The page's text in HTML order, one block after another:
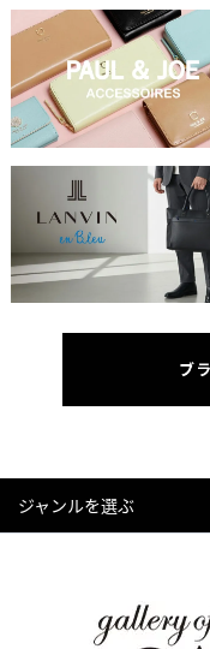
ジャンルを選ぶ